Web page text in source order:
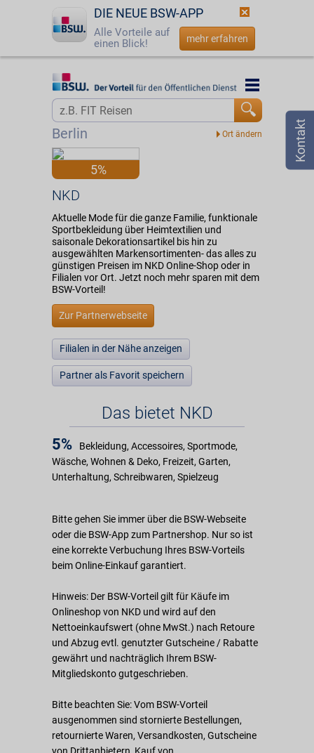
DIE NEUE BSW-APP
Alle Vorteile auf
einen Blick!
mehr erfahren
Startseite
Login
Berlin
Startseite
5%
NKD
Aktuelle Mode für die ganze Familie, funktionale
Sportbekleidung über Heimtextilien und
saisonale Dekorationsartikel bis hin zu
ausgewählten Markensortimenten- das alles zu
günstigen Preisen im NKD Online-Shop oder in
Filialen vor Ort. Jetzt noch mehr sparen mit dem
BSW-Vorteil!
Zur Partnerwebseite
Filialen in der Nähe anzeigen
Partner als Favorit speichern
Das bietet NKD
5%
Bekleidung, Accessoires, Sportmode,
Wäsche, Wohnen & Deko, Freizeit, Garten,
Unterhaltung, Schreibwaren, Spielzeug
Bitte gehen Sie immer über die BSW-Webseite
oder die BSW-App zum Partnershop. Nur so ist
eine korrekte Verbuchung Ihres BSW-Vorteils
beim Online-Einkauf garantiert.
Hinweis: Der BSW-Vorteil gilt für Käufe im
Onlineshop von NKD und wird auf den
Nettoeinkaufswert (ohne MwSt.) nach Retoure
und Abzug evtl. genutzter Gutscheine / Rabatte
gewährt und nachträglich Ihrem BSW-
Mitgliedskonto gutgeschrieben.
Bitte beachten Sie: Vom BSW-Vorteil
ausgenommen sind stornierte Bestellungen,
retournierte Waren, Versandkosten, Gutscheine